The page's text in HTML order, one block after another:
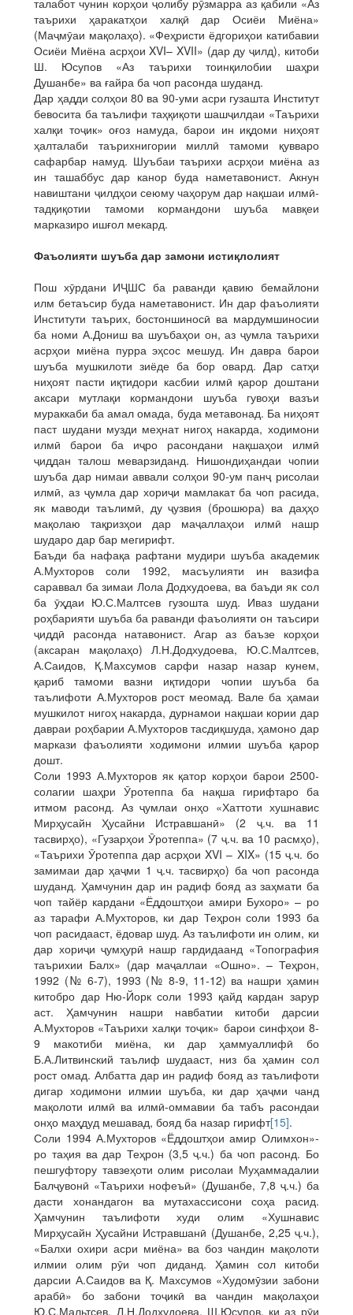
талабот чунин корҳои ҷолибу рӯзмарра аз қабили «Аз
таърихи ҳаракатҳои халқӣ дар Осиёи Миёна»
(Маҷмӯаи мақолаҳо). «Феҳристи ёдгориҳои катибавии
Осиёи Миёна асрҳои XVI– XVII» (дар ду ҷилд), китоби
Ш. Юсупов «Аз таърихи тоинқилобии шаҳри
Душанбе» ва ғайра ба чоп расонда шуданд.
Дар ҳадди солҳои 80 ва 90-уми асри гузашта Институт
бевосита ба таълифи таҳқиқоти шашҷилдаи «Таърихи
халқи тоҷик» оғоз намуда, барои ин иқдоми ниҳоят
ҳалталаби таърихнигории миллӣ тамоми қувваро
сафарбар намуд. Шуъбаи таърихи асрҳои миёна аз
ин ташаббус дар канор буда наметавонист. Акнун
навиштани ҷилдҳои сеюму чаҳорум дар нақшаи илмӣ-
тадқиқотии тамоми кормандони шуъба мавқеи
марказиро ишғол мекард.
Фаъолияти шуъба дар замони истиқлолият
Пош хӯрдани ИҶШС ба раванди қавию бемайлони
илм бетаъсир буда наметавонист. Ин дар фаъолияти
Институти таърих, бостоншиносӣ ва мардумшиносии
ба номи А.Дониш ва шуъбаҳои он, аз ҷумла таърихи
асрҳои миёна пурра эҳсос мешуд. Ин давра барои
шуъба мушкилоти зиёде ба бор овард. Дар сатҳи
ниҳоят пасти иқтидори касбии илмӣ қарор доштани
аксари мутлақи кормандони шуъба гувоҳи вазъи
мураккаби ба амал омада, буда метавонад. Ба ниҳоят
паст шудани музди меҳнат нигоҳ накарда, ходимони
илмӣ барои ба иҷро расондани нақшаҳои илмӣ
ҷиддан талош меварзиданд. Нишондиҳандаи чопии
шуъба дар нимаи аввали солҳои 90-ум панҷ рисолаи
илмӣ, аз ҷумла дар хориҷи мамлакат ба чоп расида,
як маводи таълимӣ, ду ҷузвия (брошюра) ва даҳҳо
мақолаю тақризҳои дар маҷаллаҳои илмӣ нашр
шударо дар бар мегирифт.
Баъди ба нафақа рафтани мудири шуъба академик
А.Мухторов соли 1992, масъулияти ин вазифа
сараввал ба зимаи Лола Додхудоева, ва баъди як сол
ба ӯҳдаи Ю.С.Малтсев гузошта шуд. Иваз шудани
роҳбарияти шуъба ба раванди фаъолияти он таъсири
ҷиддӣ расонда натавонист. Агар аз баъзе корҳои
(аксаран мақолаҳо) Л.Н.Додхудоева, Ю.С.Малтсев,
А.Саидов, Қ.Махсумов сарфи назар назар кунем,
қариб тамоми вазни иқтидори чопии шуъба ба
таълифоти А.Мухторов рост меомад. Вале ба ҳамаи
мушкилот нигоҳ накарда, дурнамои нақшаи кории дар
давраи роҳбарии А.Мухторов тасдиқшуда, ҳамоно дар
маркази фаъолияти ходимони илмии шуъба қарор
дошт.
Соли 1993 А.Мухторов як қатор корҳои барои 2500-
солагии шаҳри Ӯротеппа ба нақша гирифтаро ба
итмом расонд. Аз ҷумлаи онҳо «Хаттоти хушнавис
Мирҳусайн Ҳусайни Истравшанӣ» (2 ҷ.ч. ва 11
тасвирҳо), «Гузарҳои Ӯротеппа» (7 ҷ.ч. ва 10 расмҳо),
«Таърихи Ӯротеппа дар асрҳои XVI – XIX» (15 ҷ.ч. бо
замимаи дар ҳаҷми 1 ҷ.ч. тасвирҳо) ба чоп расонда
шуданд. Ҳамчунин дар ин радиф бояд аз заҳмати ба
чоп тайёр кардани «Ёддоштҳои амири Бухоро» – ро
аз тарафи А.Мухторов, ки дар Теҳрон соли 1993 ба
чоп расидааст, ёдовар шуд. Аз таълифоти ин олим, ки
дар хориҷи ҷумҳурӣ нашр гардидаанд «Топография
таърихии Балх» (дар маҷаллаи «Ошно». – Теҳрон,
1992 (№ 6-7), 1993 (№ 8-9, 11-12) ва нашри ҳамин
китобро дар Ню-Йорк соли 1993 қайд кардан зарур
аст. Ҳамчунин нашри навбатии китоби дарсии
А.Мухторов «Таърихи халқи тоҷик» барои синфҳои 8-
9 макотиби миёна, ки дар ҳаммуаллифӣ бо
Б.А.Литвинский таълиф шудааст, низ ба ҳамин сол
рост омад. Албатта дар ин радиф бояд аз таълифоти
дигар ходимони илмии шуъба, ки дар ҳаҷми чанд
мақолоти илмӣ ва илмӣ-оммавии ба табъ расондаи
онҳо маҳдуд мешавад, бояд ба назар гирифт[15].
Соли 1994 А.Мухторов «Ёддоштҳои амир Олимхон»-
ро таҳия ва дар Теҳрон (3,5 ҷ.ч.) ба чоп расонд. Бо
пешгуфтору тавзеҳоти олим рисолаи Муҳаммадалии
Балҷувонӣ «Таърихи нофеъӣ» (Душанбе, 7,8 ҷ.ч.) ба
дасти хонандагон ва мутахассисони соҳа расид.
Ҳамчунин таълифоти худи олим «Хушнавис
Мирҳусайн Ҳусайни Истравшанӣ (Душанбе, 2,25 ҷ.ч.),
«Балхи охири асри миёна» ва боз чандин мақолоти
илмии олим рӯи чоп диданд. Ҳамин сол китоби
дарсии А.Саидов ва Қ. Махсумов «Худомӯзии забони
арабӣ» бо забони тоҷикӣ ва чандин мақолаҳои
Ю.С.Мальтсев, Л.Н.Додхудоева, Ш.Юсупов, ки аз рӯи